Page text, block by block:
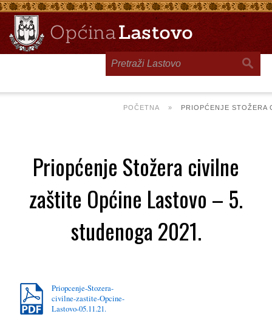
POČETNA » PRIOPĆENJE STOŽERA
Priopćenje Stožera civilne
zaštite Općine Lastovo – 5.
studenoga 2021.
Priopcenje-Stozera-
civilne-zastite-Opcine-
Lastovo-05.11.21.